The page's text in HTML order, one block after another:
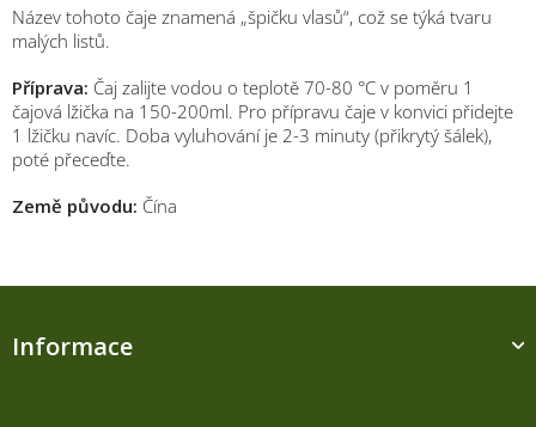
Název tohoto čaje znamená „špičku vlasů“, což se týká tvaru
malých listů.
Příprava: Čaj zalijte vodou o teplotě 70-80 °C v poměru 1
čajová lžička na 150-200ml. Pro přípravu čaje v konvici přidejte
1 lžičku navíc. Doba vyluhování je 2-3 minuty (přikrytý šálek),
poté přeceďte.
Země původu: Čína
Z
Informace